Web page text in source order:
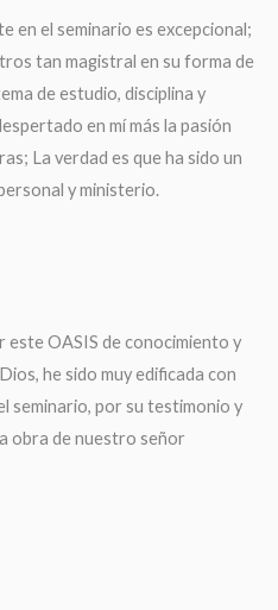
en el seminario es excepcional;
tan magistral en su forma de
de estudio, disciplina y
en mí más la pasión
La verdad es que ha sido un
y ministerio.
este OASIS de conocimiento y
he sido muy edificada con
seminario, por su testimonio y
obra de nuestro señor